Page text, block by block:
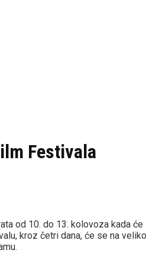
Festivala
od 10. do 13. kolovoza kada
kroz četri dana, će se na